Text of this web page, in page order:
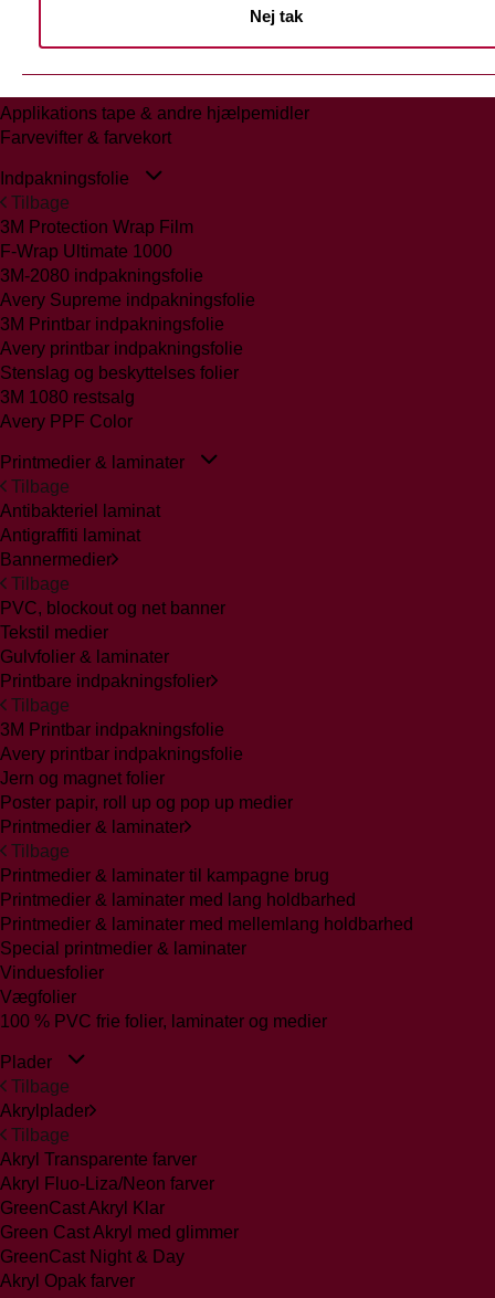
Nej tak
Glasmattering Ritrama/Fedrigoni
Applikations tape & andre hjælpemidler
Farvevifter & farvekort
Indpakningsfolie
Tilbage
3M Protection Wrap Film
F-Wrap Ultimate 1000
3M-2080 indpakningsfolie
Avery Supreme indpakningsfolie
3M Printbar indpakningsfolie
Avery printbar indpakningsfolie
Stenslag og beskyttelses folier
3M 1080 restsalg
Avery PPF Color
Printmedier & laminater
Tilbage
Antibakteriel laminat
Antigraffiti laminat
Bannermedier
Tilbage
PVC, blockout og net banner
Tekstil medier
Gulvfolier & laminater
Printbare indpakningsfolier
Tilbage
3M Printbar indpakningsfolie
Avery printbar indpakningsfolie
Jern og magnet folier
Poster papir, roll up og pop up medier
Printmedier & laminater
Tilbage
Printmedier & laminater til kampagne brug
Printmedier & laminater med lang holdbarhed
Printmedier & laminater med mellemlang holdbarhed
Special printmedier & laminater
Vinduesfolier
Vægfolier
100 % PVC frie folier, laminater og medier
Plader
Tilbage
Akrylplader
Tilbage
Akryl Transparente farver
Akryl Fluo-Liza/Neon farver
GreenCast Akryl Klar
Green Cast Akryl med glimmer
GreenCast Night & Day
Akryl Opak farver